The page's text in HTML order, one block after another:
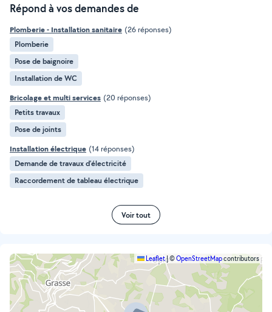
Répond à vos demandes de
Plomberie - Installation sanitaire (26 réponses)
Plomberie
Pose de baignoire
Installation de WC
Bricolage et multi services (20 réponses)
Petits travaux
Pose de joints
Installation électrique (14 réponses)
Demande de travaux d’électricité
Raccordement de tableau électrique
Voir tout
Leaflet|©OpenStreetMapcontributors